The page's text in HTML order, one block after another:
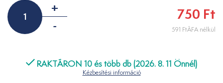
+
-
750 Ft
591 FtÁFA nélkül
RAKTÁRON 10 és több db (2026. 8. 11 Önnél)
Kézbesítési információ